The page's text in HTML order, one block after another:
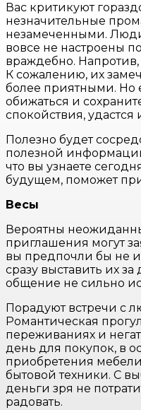
Вас критикуют
незначительные
незамеченными.
вовсе не настроены
враждебно.
К сожалению, их
более приятными. Но
обижаться и
спокойствия,
Полезно будет
полезной
что вы узнаете
будущем, поможет
Весы
Вероятны
приглашения могут
вы предпочли бы не
сразу выставить их
общение не сильно
Порадуют встречи с
Романтическая
переживаниях и
день для покупок, в
приобретения
бытовой техники. С
деньги зря не
радовать.